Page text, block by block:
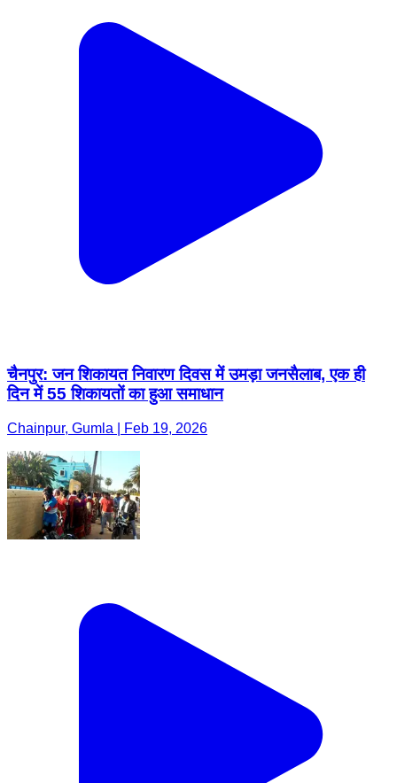
चैनपुर: जन शिकायत निवारण दिवस में उमड़ा जनसैलाब, एक ही
दिन में 55 शिकायतों का हुआ समाधान
Chainpur, Gumla | Feb 19, 2026